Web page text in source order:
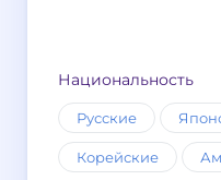
Национальность
Русские
Корейские